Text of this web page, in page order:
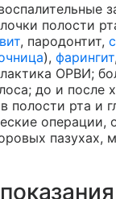
полости
, пародонтит,
), фарингит
ОРВИ;
до и после
полости рта и
операции,
пазухах,